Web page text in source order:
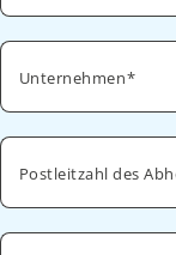
Unternehmen
Postleitzahl des